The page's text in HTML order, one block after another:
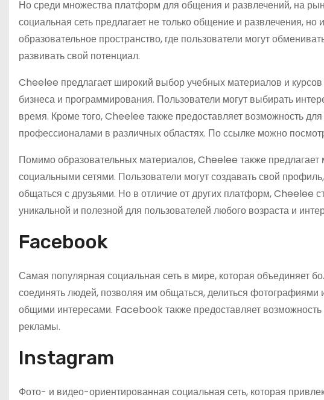
Но среди множества платформ для общения и развлечений, на
социальная сеть предлагает не только общение и развлечения,
образовательное пространство, где пользователи могут
развивать свой потенциал.
Cheelee предлагает широкий выбор учебных материалов и
бизнеса и программирования. Пользователи могут выбирать
время. Кроме того, Cheelee также предоставляет возможность
профессионалами в различных областях. По ссылке можно
Помимо образовательных материалов, Cheelee также
социальными сетями. Пользователи могут создавать свой
общаться с друзьями. Но в отличие от других платформ, Cheelee
уникальной и полезной для пользователей любого возраста и
Facebook
Самая популярная социальная сеть в мире, которая объединяет
соединять людей, позволяя им общаться, делиться
общими интересами. Facebook также предоставляет
рекламы.
Instagram
Фото- и видео-ориентированная социальная сеть, которая